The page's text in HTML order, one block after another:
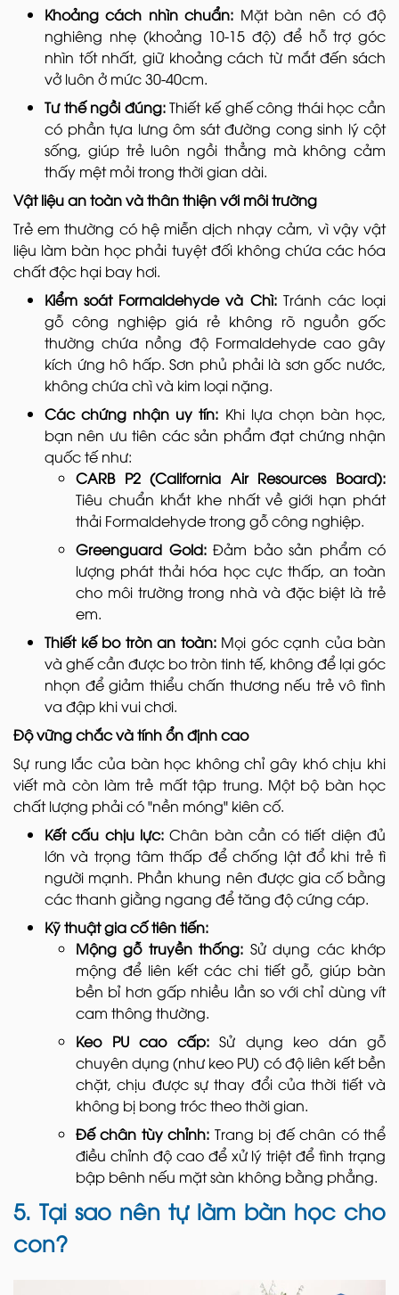
Khoảng cách nhìn chuẩn: Mặt bàn nên có độ
nghiêng nhẹ (khoảng 10-15 độ) để hỗ trợ góc
nhìn tốt nhất, giữ khoảng cách từ mắt đến sách
vở luôn ở mức 30-40cm.
Tư thế ngồi đúng:Thiết kế ghế công thái học cần
có phần tựa lưng ôm sát đường cong sinh lý cột
sống, giúp trẻ luôn ngồi thẳng mà không cảm
thấy mệt mỏi trong thời gian dài.
Vật liệu an toàn và thân thiện với môi trường
Trẻ em thường có hệ miễn dịch nhạy cảm, vì vậy vật
liệu làm bàn học phải tuyệt đối không chứa các hóa
chất độc hại bay hơi.
Kiểm soát Formaldehyde và Chì: Tránh các loại
gỗ công nghiệp giá rẻ không rõ nguồn gốc
thường chứa nồng độ Formaldehyde cao gây
kích ứng hô hấp. Sơn phủ phải là sơn gốc nước,
không chứa chì và kim loại nặng.
Các chứng nhận uy tín: Khi lựa chọn bàn học,
bạn nên ưu tiên các sản phẩm đạt chứng nhận
quốc tế như:
CARB P2 (California Air Resources Board):
Tiêu chuẩn khắt khe nhất về giới hạn phát
thải Formaldehyde trong gỗ công nghiệp.
Greenguard Gold: Đảm bảo sản phẩm có
lượng phát thải hóa học cực thấp, an toàn
cho môi trường trong nhà và đặc biệt là trẻ
em.
Thiết kế bo tròn an toàn: Mọi góc cạnh của bàn
và ghế cần được bo tròn tinh tế, không để lại góc
nhọn để giảm thiểu chấn thương nếu trẻ vô tình
va đập khi vui chơi.
Độ vững chắc và tính ổn định cao
Sự rung lắc của bàn học không chỉ gây khó chịu khi
viết mà còn làm trẻ mất tập trung. Một bộ bàn học
chất lượng phải có "nền móng" kiên cố.
Kết cấu chịu lực:Chân bàn cần có tiết diện đủ
lớn và trọng tâm thấp để chống lật đổ khi trẻ tì
người mạnh. Phần khung nên được gia cố bằng
các thanh giằng ngang để tăng độ cứng cáp.
Kỹ thuật gia cố tiên tiến:
Mộng gỗ truyền thống: Sử dụng các khớp
mộng để liên kết các chi tiết gỗ, giúp bàn
bền bỉ hơn gấp nhiều lần so với chỉ dùng vít
cam thông thường.
Keo PU cao cấp: Sử dụng keo dán gỗ
chuyên dụng (như keo PU) có độ liên kết bền
chặt, chịu được sự thay đổi của thời tiết và
không bị bong tróc theo thời gian.
Đế chân tùy chỉnh: Trang bị đế chân có thể
điều chỉnh độ cao để xử lý triệt để tình trạng
bập bênh nếu mặt sàn không bằng phẳng.
5. Tại sao nên tự làm bàn học cho
con?